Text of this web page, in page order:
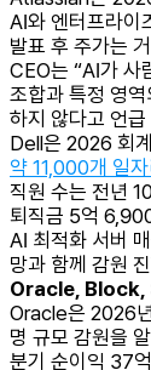
AI와 엔터프라이
발표 후 주가는
CEO는 “AI가 사
조합과 특정 영
하지 않다고 언급
Dell은 2026 회
약 11,000개 일자
직원 수는 전년
퇴직금 5억
AI 최적화 서버
망과 함께 감원
Oracle, Block,
Oracle은 2026
명 규모 감원을
분기 순이익 37